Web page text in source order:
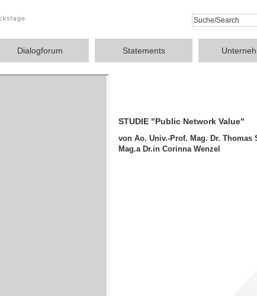
Dialogforum Statements
STUDIE "Public Network Value"
von Ao. Univ.-Prof. Mag. Dr. Thomas
Mag.a Dr.in Corinna Wenzel